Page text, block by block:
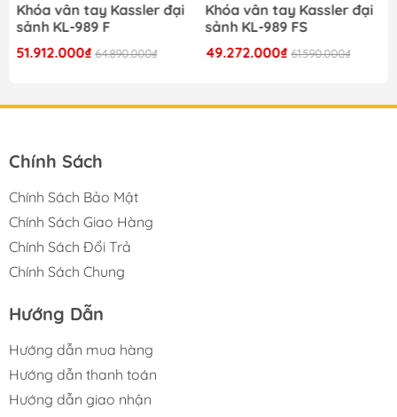
Khóa vân tay Kassler đại
sảnh KL-989 F
51.912.000₫ 64.890.000₫
Khóa vân tay Kassler đại
sảnh KL-989 FS
49.272.000₫ 61.590.000₫
Chính Sách
Chính Sách Bảo Mật
Chính Sách Giao Hàng
Chính Sách Đổi Trả
Chính Sách Chung
Hướng Dẫn
Hướng dẫn mua hàng
Hướng dẫn thanh toán
Hướng dẫn giao nhận